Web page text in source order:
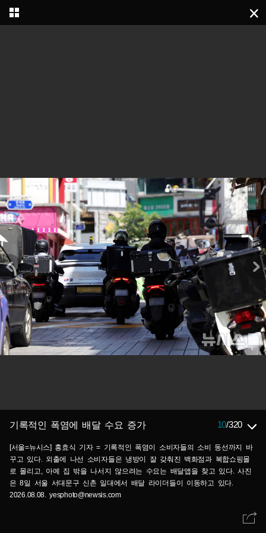
기록적인 폭염에 배달 수요 증가 10/320
[서울=뉴시스] 홍효식 기자 = 기록적인 폭염이 소비자들의 소비 동선까지 바
꾸고 있다. 외출에 나선 소비자들은 냉방이 잘 갖춰진 백화점과 복합쇼핑몰
로 몰리고, 아예 집 밖을 나서지 않으려는 수요는 배달앱을 찾고 있다. 사진
은 8일 서울 서대문구 신촌 일대에서 배달 라이더들이 이동하고 있다.
2026.08.08. yesphoto@newsis.com